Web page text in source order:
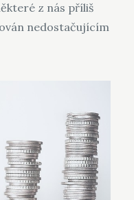
z nás příliš
nedostačujícím